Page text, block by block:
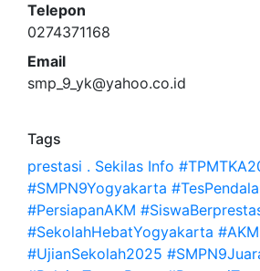
Telepon
0274371168
Email
smp_9_yk@yahoo.co.id
Tags
prestasi . Sekilas Info
#SMPN9Yogyakarta
#PersiapanAKM
#SekolahHebatYogyakarta
#UjianSekolah2025